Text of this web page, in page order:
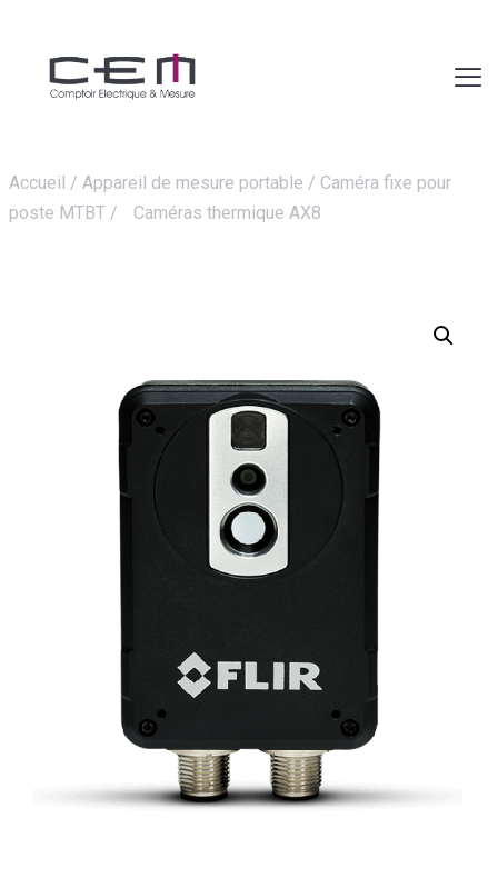
Accueil / Appareil de mesure portable / Caméra fixe pour
poste MTBT / Caméras thermique AX8